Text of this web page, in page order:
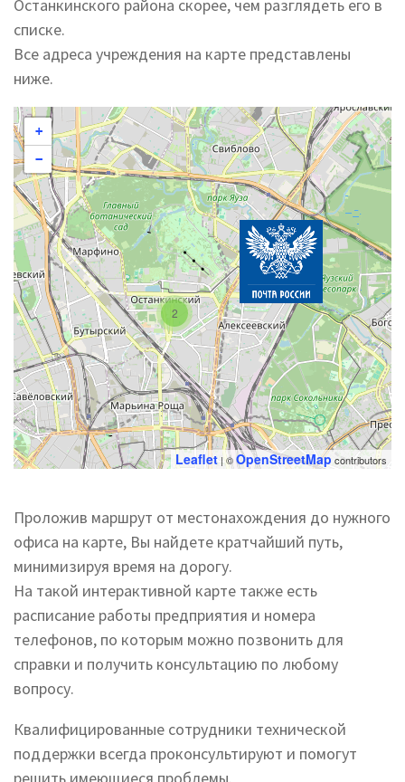
Останкинского района скорее, чем разглядеть его в
списке.
Все адреса учреждения на карте представлены
ниже.
2
+
−
Leaflet| ©OpenStreetMap contributors
Проложив маршрут от местонахождения до нужного
офиса на карте, Вы найдете кратчайший путь,
минимизируя время на дорогу.
На такой интерактивной карте также есть
расписание работы предприятия и номера
телефонов, по которым можно позвонить для
справки и получить консультацию по любому
вопросу.
Квалифицированные сотрудники технической
поддержки всегда проконсультируют и помогут